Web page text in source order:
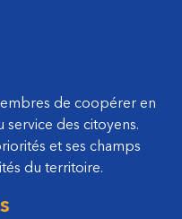
de coopérer en
des citoyens.
et ses champs
du territoire.